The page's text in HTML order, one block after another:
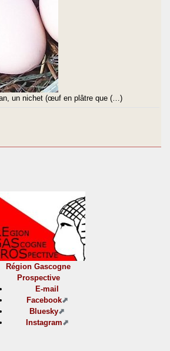
un nichet (œuf en plâtre que (…)
Région Gascogne
Prospective
E-mail
Facebook
Bluesky
Instagram